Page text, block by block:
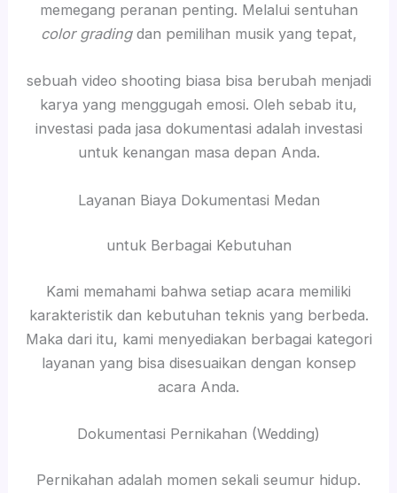
memegang peranan penting. Melalui sentuhan
color gradingdan pemilihan musik yang tepat,
sebuah video shooting biasa bisa berubah menjadi
karya yang menggugah emosi. Oleh sebab itu,
investasi pada jasa dokumentasi adalah investasi
untuk kenangan masa depan Anda.
Layanan Biaya Dokumentasi Medan
untuk Berbagai Kebutuhan
Kami memahami bahwa setiap acara memiliki
karakteristik dan kebutuhan teknis yang berbeda.
Maka dari itu, kami menyediakan berbagai kategori
layanan yang bisa disesuaikan dengan konsep
acara Anda.
Dokumentasi Pernikahan (Wedding)
Pernikahan adalah momen sekali seumur hidup.